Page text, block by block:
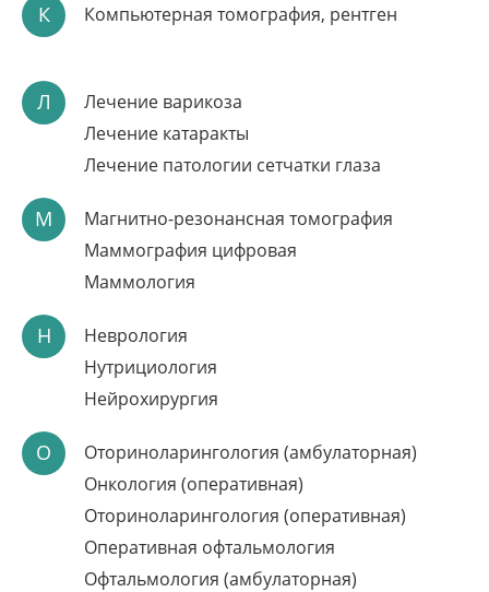
К Компьютерная томография, рентген
Л
Лечение варикоза
Лечение катаракты
Лечение патологии сетчатки глаза
М
Магнитно-резонансная томография
Маммография цифровая
Маммология
Н
Неврология
Нутрициология
Нейрохирургия
О
Оториноларингология (амбулаторная)
Онкология (оперативная)
Оториноларингология (оперативная)
Оперативная офтальмология
Офтальмология (амбулаторная)